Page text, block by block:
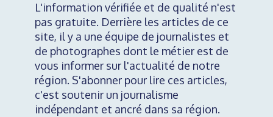
L'information vérifiée et de qualité n'est
pas gratuite. Derrière les articles de ce
site, il y a une équipe de journalistes et
de photographes dont le métier est de
vous informer sur l'actualité de notre
région. S'abonner pour lire ces articles,
c'est soutenir un journalisme
indépendant et ancré dans sa région.